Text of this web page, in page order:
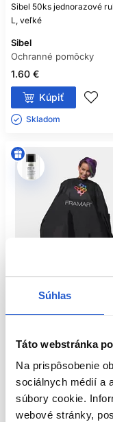
Súhlas
Táto webstránka
Na prispôsobenie
sociálnych médií a
súbory cookie.
webové stránky,
Sibel 50ks jednorazové
L, veľké
Sibel
Ochranné pomôcky
1.60 €
Kúpiť
Skladom ㅤ
Framar pláštenka na
Framar
Kadernícke potreby
26.60 €